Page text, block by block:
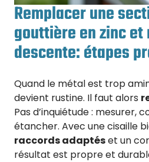
Remplacer une
gouttière en zinc
descente: étapes
Quand le métal est trop
devient rustine. Il faut alors
Pas d’inquiétude : mesurer,
étancher. Avec une cisaille
raccords adaptéset un
résultat est propre et